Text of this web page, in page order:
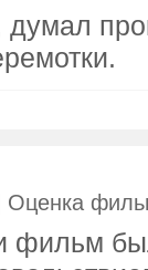
думал
Оценка
фильм